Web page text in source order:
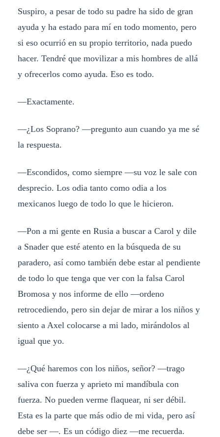
Suspiro, a pesar de todo su padre ha sido de gran
ayuda y ha estado para mí en todo momento, pero
si eso ocurrió en su propio territorio, nada puedo
hacer. Tendré que movilizar a mis hombres de allá
y ofrecerlos como ayuda. Eso es todo.
—Exactamente.
—¿Los Soprano? —pregunto aun cuando ya me sé
la respuesta.
—Escondidos, como siempre —su voz le sale con
desprecio. Los odia tanto como odia a los
mexicanos luego de todo lo que le hicieron.
—Pon a mi gente en Rusia a buscar a Carol y dile
a Snader que esté atento en la búsqueda de su
paradero, así como también debe estar al pendiente
de todo lo que tenga que ver con la falsa Carol
Bromosa y nos informe de ello —ordeno
retrocediendo, pero sin dejar de mirar a los niños y
siento a Axel colocarse a mi lado, mirándolos al
igual que yo.
—¿Qué haremos con los niños, señor? —trago
saliva con fuerza y aprieto mi mandíbula con
fuerza. No pueden verme flaquear, ni ser débil.
Esta es la parte que más odio de mi vida, pero así
debe ser —. Es un código diez —me recuerda.